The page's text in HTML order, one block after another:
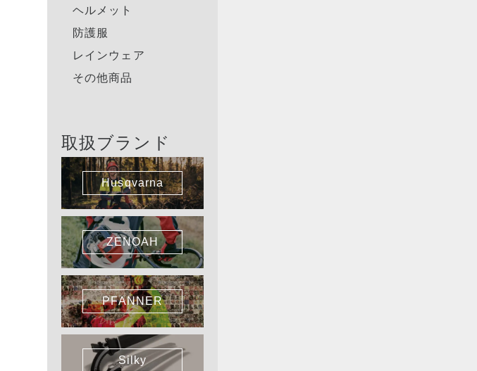
ヘルメット
防護服
レインウェア
その他商品
取扱ブランド
Husqvarna
ZENOAH
PFANNER
Silky